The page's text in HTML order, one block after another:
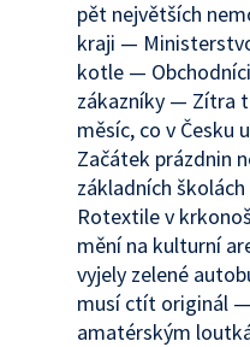
pět největších
kraji —
kotle —
zákazníky — Zítra
měsíc, co v Česku
Začátek prázdnin
základních
Rotextile v
mění na kulturní
vyjely zelené
musí ctít originál
amatérským